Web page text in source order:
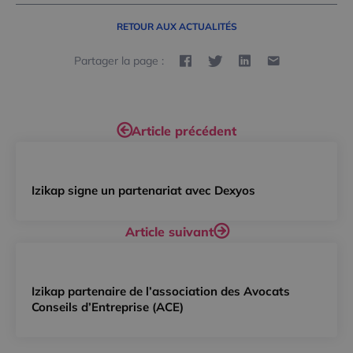
RETOUR AUX ACTUALITÉS
Partager la page :
Article précédent
Izikap signe un partenariat avec Dexyos
Article suivant
Izikap partenaire de l’association des Avocats
Conseils d’Entreprise (ACE)